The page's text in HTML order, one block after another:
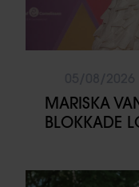
MARISKA
BLOKKADE